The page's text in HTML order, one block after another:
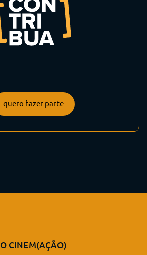
quero fazer parte
O CINEM(AÇÃO)